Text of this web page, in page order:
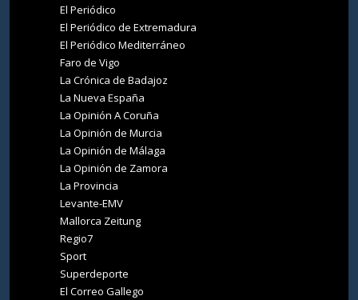
El Periódico
El Periódico de Extremadura
El Periódico Mediterráneo
Faro de Vigo
La Crónica de Badajoz
La Nueva España
La Opinión A Coruña
La Opinión de Murcia
La Opinión de Málaga
La Opinión de Zamora
La Provincia
Levante-EMV
Mallorca Zeitung
Regio7
Sport
Superdeporte
El Correo Gallego